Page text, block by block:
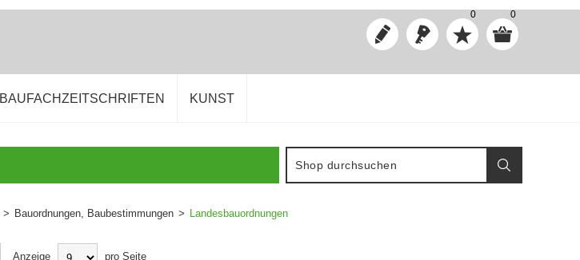
0 0
BAUFACHZEITSCHRIFTEN KUNST
> Bauordnungen, Baubestimmungen > Landesbauordnungen
Anzeige pro Seite